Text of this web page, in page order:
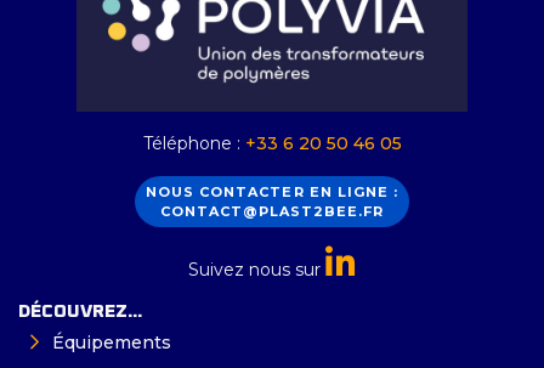
Téléphone : +33 6 20 50 46 05
NOUS CONTACTER EN LIGNE :
CONTACT@PLAST2BEE.FR
Suivez nous sur
DÉCOUVREZ...
Équipements